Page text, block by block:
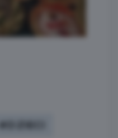
#DZIECI